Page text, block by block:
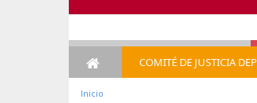
COMITÉ DE JUSTICIA
Inicio